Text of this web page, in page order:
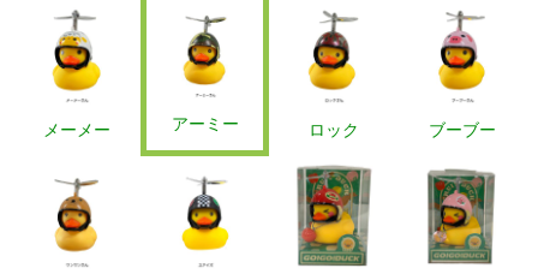
メーメー アーミー ロック ブーブー